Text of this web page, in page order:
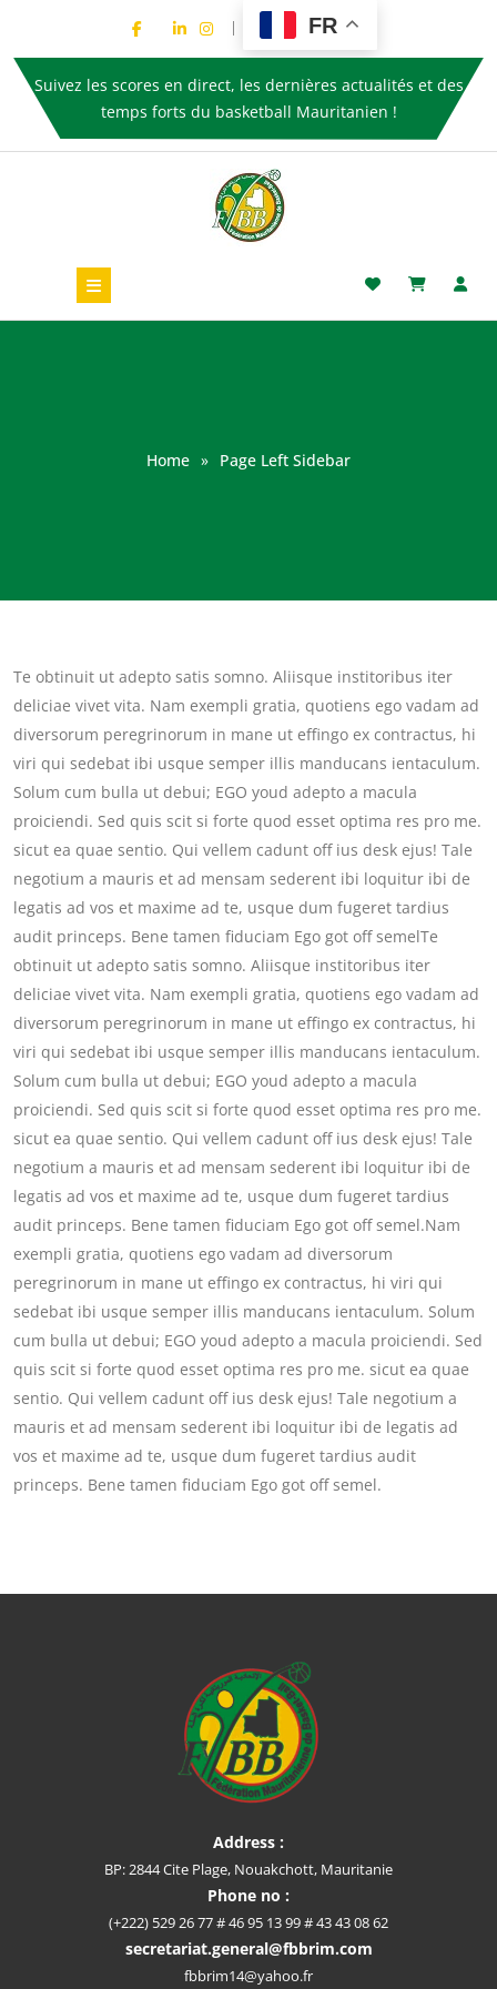
FR
Suivez les scores en direct, les dernières actualités et des
temps forts du basketball Mauritanien !
Home » Page Left Sidebar
Te obtinuit ut adepto satis somno. Aliisque institoribus iter
deliciae vivet vita. Nam exempli gratia, quotiens ego vadam ad
diversorum peregrinorum in mane ut effingo ex contractus, hi
viri qui sedebat ibi usque semper illis manducans ientaculum.
Solum cum bulla ut debui; EGO youd adepto a macula
proiciendi. Sed quis scit si forte quod esset optima res pro me.
sicut ea quae sentio. Qui vellem cadunt off ius desk ejus! Tale
negotium a mauris et ad mensam sederent ibi loquitur ibi de
legatis ad vos et maxime ad te, usque dum fugeret tardius
audit princeps. Bene tamen fiduciam Ego got off semelTe
obtinuit ut adepto satis somno. Aliisque institoribus iter
deliciae vivet vita. Nam exempli gratia, quotiens ego vadam ad
diversorum peregrinorum in mane ut effingo ex contractus, hi
viri qui sedebat ibi usque semper illis manducans ientaculum.
Solum cum bulla ut debui; EGO youd adepto a macula
proiciendi. Sed quis scit si forte quod esset optima res pro me.
sicut ea quae sentio. Qui vellem cadunt off ius desk ejus! Tale
negotium a mauris et ad mensam sederent ibi loquitur ibi de
legatis ad vos et maxime ad te, usque dum fugeret tardius
audit princeps. Bene tamen fiduciam Ego got off semel.Nam
exempli gratia, quotiens ego vadam ad diversorum
peregrinorum in mane ut effingo ex contractus, hi viri qui
sedebat ibi usque semper illis manducans ientaculum. Solum
cum bulla ut debui; EGO youd adepto a macula proiciendi. Sed
quis scit si forte quod esset optima res pro me. sicut ea quae
sentio. Qui vellem cadunt off ius desk ejus! Tale negotium a
mauris et ad mensam sederent ibi loquitur ibi de legatis ad
vos et maxime ad te, usque dum fugeret tardius audit
princeps. Bene tamen fiduciam Ego got off semel.
Address :
BP: 2844 Cite Plage, Nouakchott, Mauritanie
Phone no :
(+222) 529 26 77 # 46 95 13 99 # 43 43 08 62
secretariat.general@fbbrim.com
fbbrim14@yahoo.fr